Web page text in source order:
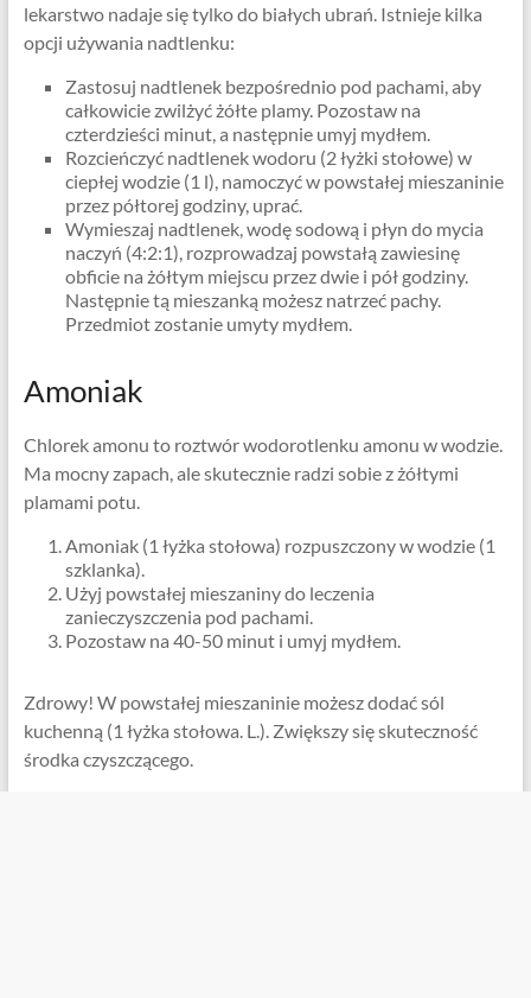
lekarstwo nadaje się tylko do białych ubrań. Istnieje kilka
opcji używania nadtlenku:
Zastosuj nadtlenek bezpośrednio pod pachami, aby
całkowicie zwilżyć żółte plamy. Pozostaw na
czterdzieści minut, a następnie umyj mydłem.
Rozcieńczyć nadtlenek wodoru (2 łyżki stołowe) w
ciepłej wodzie (1 l), namoczyć w powstałej mieszaninie
przez półtorej godziny, uprać.
Wymieszaj nadtlenek, wodę sodową i płyn do mycia
naczyń (4:2:1), rozprowadzaj powstałą zawiesinę
obficie na żółtym miejscu przez dwie i pół godziny.
Następnie tą mieszanką możesz natrzeć pachy.
Przedmiot zostanie umyty mydłem.
Amoniak
Chlorek amonu to roztwór wodorotlenku amonu w wodzie.
Ma mocny zapach, ale skutecznie radzi sobie z żółtymi
plamami potu.
Amoniak (1 łyżka stołowa) rozpuszczony w wodzie (1
szklanka).
Użyj powstałej mieszaniny do leczenia
zanieczyszczenia pod pachami.
Pozostaw na 40-50 minut i umyj mydłem.
Zdrowy! W powstałej mieszaninie możesz dodać sól
kuchenną (1 łyżka stołowa. L.). Zwiększy się skuteczność
środka czyszczącego.